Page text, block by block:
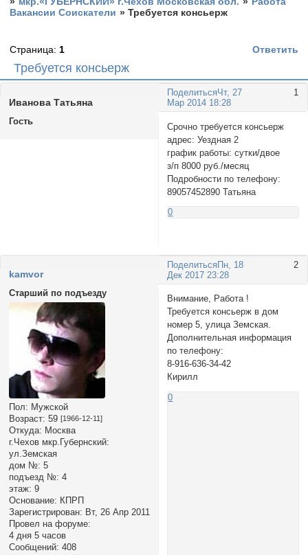
Вакансии Соискатели »Требуется консьерж
Требуется консьерж
Страница: 1 Ответить
Поделиться 1
Чт, 27
Мар 2014 18:28
Иванова Татьяна
Гость
Срочно требуется консьерж
адрес: Уездная 2
график работы: сутки/двое
з/п 8000 руб./месяц
Подробности по телефону:
89057452890 Татьяна
0
Поделиться 2
Пн, 18
Дек 2017 23:28
kamvor
Старший по подъезду
Пол: Мужской
Возраст: 59 [1966-12-11]
Откуда: Москва
г.Чехов мкр.Губернский:
ул.Земская
дом №: 5
подъезд №: 4
этаж: 9
Основание: КПРП
Зарегистрирован: Вт, 26 Апр 2011
Провел на форуме:
4 дня 5 часов
Сообщений: 408
Внимание, Работа !
Требуется консьерж в дом
номер 5, улица Земская.
Дополнительная информация
по телефону:
8-916-636-34-42
Кирилл
0